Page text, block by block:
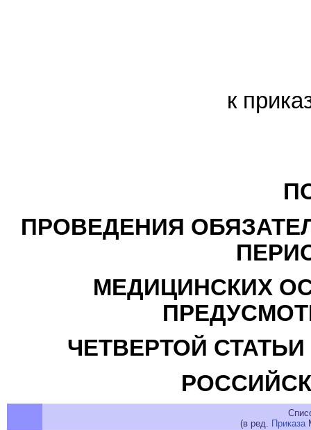
к
ПРОВЕДЕНИЯ
МЕДИЦИНСКИХ
ЧЕТВЕРТОЙ
(в ред. Приказа